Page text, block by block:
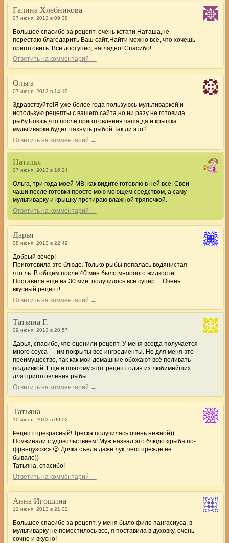
Галина Хлебникова
07 июня, 2013 в 09:38
Большое спасибо за рецепт, очень кстати.Наташа,не
перестаю благодарить Ваш сайт.Найти можно всё, что хочешь
приготовить. Всё доступно, наглядно! Спасибо!
Ответить на комментарий →
Ольга
07 июня, 2013 в 14:19
Здравствуйте!Я уже более года пользуюсь мультиваркой и
использую рецепты с вашего сайта,но ни разу не готовила
рыбу.Боюсь,что после приготовления чаша,да и крышка
мультиварки будет пахнуть рыбой.Так ли это?
Ответить на комментарий →
Наталья
07 июня, 2013 в 16:24
Ольга, три года моей МВ, как видите готовлю в ней все. Свои
чаши после готовки просто мою моющем средством, а саму
мультиварку и крышку протираю влажной тряпочкой.
Ответить на комментарий →
Дарья
08 июня, 2013 в 22:49
Добрый вечер!
Приготовила это блюдо. Только рыбы попалась водянистая
что ль. В общем после 40 мин было мноооого жидкости.
Поставила еще на 30 мин, получилось всё супер… Очень
вкусный рецепт!
Ответить на комментарий →
Татьяна Г.
09 июня, 2013 в 20:57
Дарья, спасибо, что оценили рецепт. У меня всегда получается
много соуса — им покрыты все ингредиенты. Но для меня это
преимущество, так как мои домашние обожают всё поливать
подливкой. Еще и поэтому этот рецепт один из любимейших
для приготовления рыбы.
Ответить на комментарий →
Татьяна
10 июня, 2013 в 09:02
Рецепт прекрасный! Треска получилась очень нежной))
Поужинали с удовольствием! Муж назвал это блюдо «рыба по-
французски» 😉 Дочка съела даже лук, чего прежде не
бывало))
Татьяна, спасибо!
Ответить на комментарий →
Анна Игошина
12 июня, 2013 в 21:02
Большое спасибо за рецепт, у меня было филе пангасиуса, в
мультиварку не поместилось все, я поставила в духовку, очень
сочно и вкусно!